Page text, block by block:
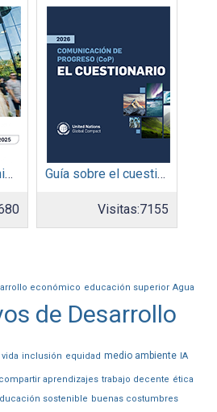
Informe de Sostenibilidad 2025: Parque Arauco Guía sobre el cuestionario: Comunicación de Progreso
Visitas:7155
económico educación superior Agua
de Desarrollo
vida inclusión equidad medio ambiente IA
compartir aprendizajes trabajo decente ética
sostenible buenas costumbres